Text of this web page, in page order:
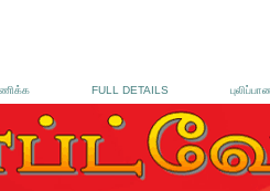
FULL DETAILS